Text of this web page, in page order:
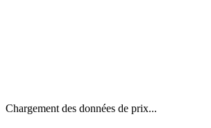
Chargement des données de prix...